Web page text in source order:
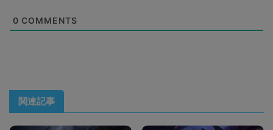
0 COMMENTS
関連記事